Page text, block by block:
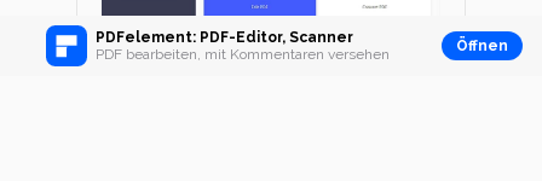
PDFelement: PDF-Editor, Scanner
PDF bearbeiten, mit Kommentaren versehen
Öffnen